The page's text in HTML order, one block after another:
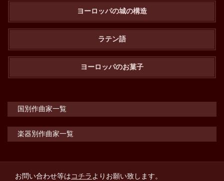
ヨーロッパの城の構造
ラテン語
ヨーロッパのお菓子
国別作曲家一覧
楽器別作曲家一覧
お問い合わせ等はコチラよりお願い致します。